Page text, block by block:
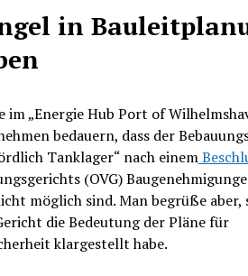
in
im „Energie Hub Port of
bedauern, dass der
Tanklager“ nach einem
(OVG)
möglich sind. Man begrüße aber,
die Bedeutung der Pläne für
klargestellt habe.